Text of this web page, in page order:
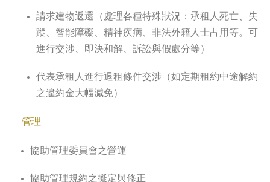
請求建物返還（處理各種特殊狀況：承租人死亡、失
蹤、智能障礙、精神疾病、非法外籍人士占用等。可
進行交涉、即決和解、訴訟與假處分等）
代表承租人進行退租條件交涉（如定期租約中途解約
之違約金大幅減免）
管理
協助管理委員會之營運
協助管理規約之擬定與修正